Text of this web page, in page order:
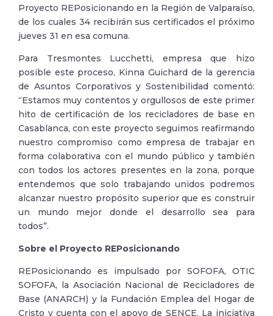
Proyecto REPosicionando en la Región de Valparaíso,
de los cuales 34 recibirán sus certificados el próximo
jueves 31 en esa comuna.
Para Tresmontes Lucchetti, empresa que hizo
posible este proceso, Kinna Guichard de la gerencia
de Asuntos Corporativos y Sostenibilidad comentó:
“Estamos muy contentos y orgullosos de este primer
hito de certificación de los recicladores de base en
Casablanca, con este proyecto seguimos reafirmando
nuestro compromiso como empresa de trabajar en
forma colaborativa con el mundo público y también
con todos los actores presentes en la zona, porque
entendemos que solo trabajando unidos podremos
alcanzar nuestro propósito superior que es construir
un mundo mejor donde el desarrollo sea para
todos”.
Sobre el Proyecto REPosicionando
REPosicionando es impulsado por SOFOFA, OTIC
SOFOFA, la Asociación Nacional de Recicladores de
Base (ANARCH) y la Fundación Emplea del Hogar de
Cristo y cuenta con el apoyo de SENCE. La iniciativa